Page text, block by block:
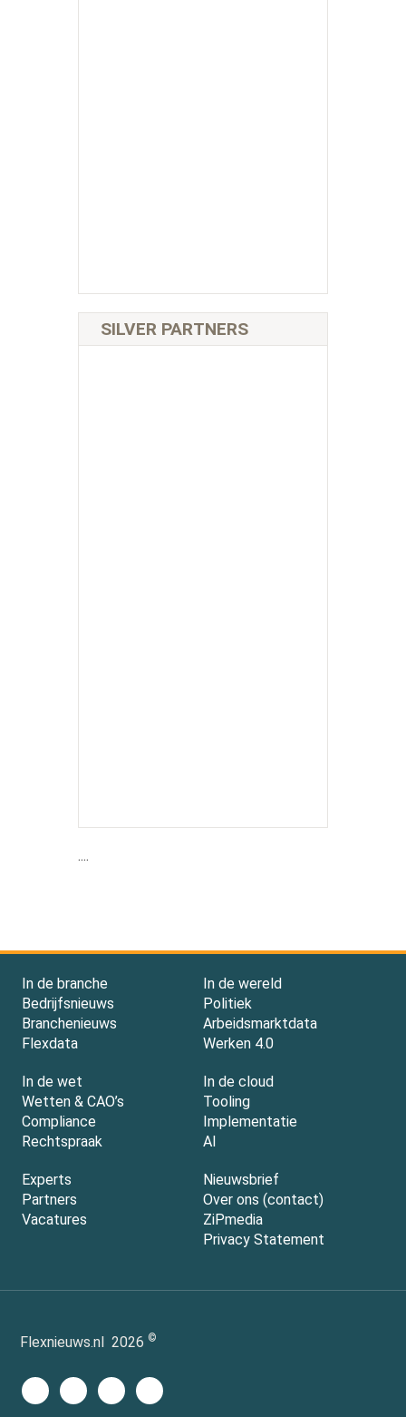
SILVER PARTNERS
....
In de branche
Bedrijfsnieuws
Branchenieuws
Flexdata
In de wereld
Politiek
Arbeidsmarktdata
Werken 4.0
In de wet
Wetten & CAO’s
Compliance
Rechtspraak
In de cloud
Tooling
Implementatie
AI
Experts
Partners
Vacatures
Nieuwsbrief
Over ons (contact)
ZiPmedia
Privacy Statement
Flexnieuws.nl 2026 ©